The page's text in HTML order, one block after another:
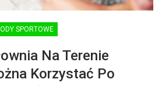
SPORTOWE
Na Terenie
Korzystać Po